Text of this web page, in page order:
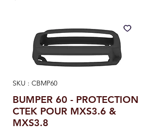
SKU : CBMP60
BUMPER 60 - PROTECTION
CTEK POUR MXS3.6 &
MXS3.8